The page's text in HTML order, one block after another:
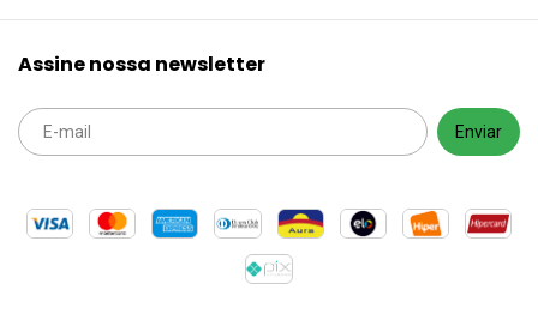
Assine nossa newsletter